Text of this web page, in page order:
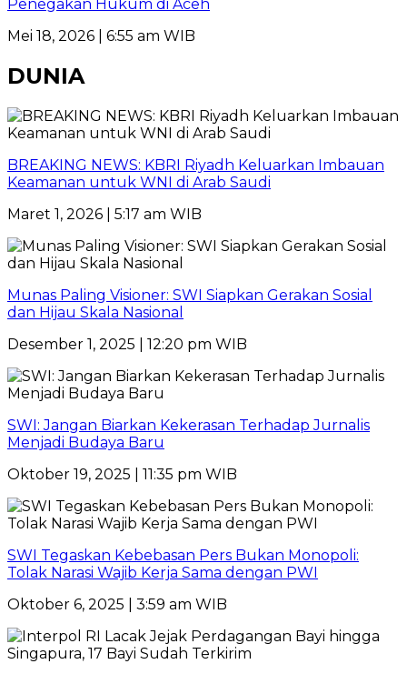
Penegakan Hukum di Aceh
Mei 18, 2026 | 6:55 am WIB
DUNIA
BREAKING NEWS: KBRI Riyadh Keluarkan Imbauan
Keamanan untuk WNI di Arab Saudi
Maret 1, 2026 | 5:17 am WIB
Munas Paling Visioner: SWI Siapkan Gerakan Sosial
dan Hijau Skala Nasional
Desember 1, 2025 | 12:20 pm WIB
SWI: Jangan Biarkan Kekerasan Terhadap Jurnalis
Menjadi Budaya Baru
Oktober 19, 2025 | 11:35 pm WIB
SWI Tegaskan Kebebasan Pers Bukan Monopoli:
Tolak Narasi Wajib Kerja Sama dengan PWI
Oktober 6, 2025 | 3:59 am WIB